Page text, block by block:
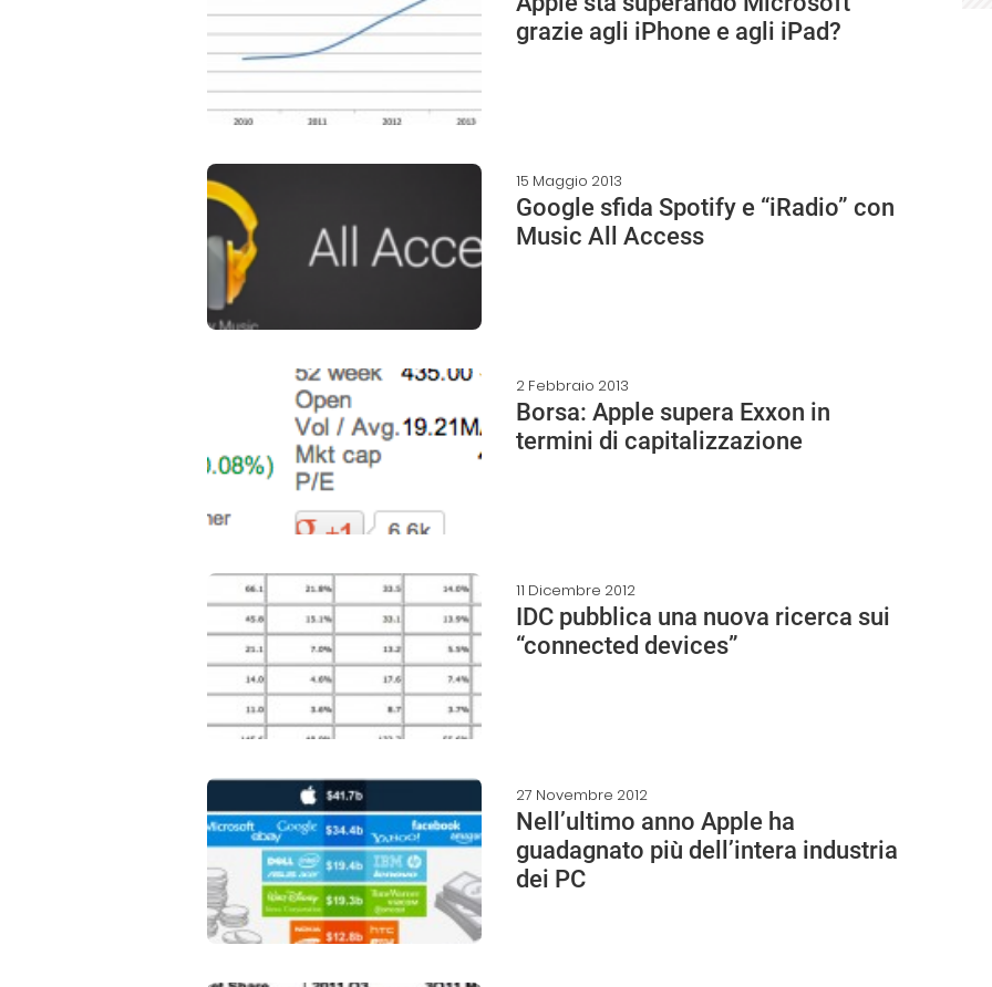
grazie agli iPhone e agli iPad?
15 Maggio 2013
Google sfida Spotify e “iRadio” con
Music All Access
2 Febbraio 2013
Borsa: Apple supera Exxon in
termini di capitalizzazione
11 Dicembre 2012
IDC pubblica una nuova ricerca sui
“connected devices”
27 Novembre 2012
Nell’ultimo anno Apple ha
guadagnato più dell’intera industria
dei PC